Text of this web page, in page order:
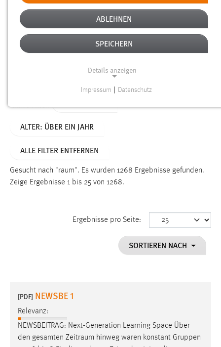
Erstellungsdatum
Alter
Aktive Filter:
ALTER: ÜBER EIN JAHR
ALLE FILTER ENTFERNEN
Gesucht nach "raum". Es wurden 1268 Ergebnisse gefunden.
Zeige Ergebnisse 1 bis 25 von 1268.
Ergebnisse pro Seite:
SORTIEREN NACH
[PDF] NEWSBE 1
Relevanz:
NEWSBEITRAG: Next-Generation Learning Space Über
den gesamten Zeitraum hinweg waren konstant Gruppen
ABLEHNEN
SPEICHERN
Details anzeigen
Funktionen und sind für die einwandfreie Funktion der
Name:
Dieser Cookie speichert die ausgewählten Einverständnis-
Performance
Name:
staticfilecache
Zweck:
Impressum Datenschutz